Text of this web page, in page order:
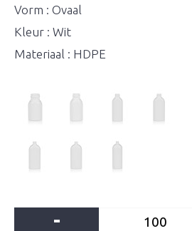
Vorm : Ovaal
Kleur : Wit
Materiaal : HDPE
-